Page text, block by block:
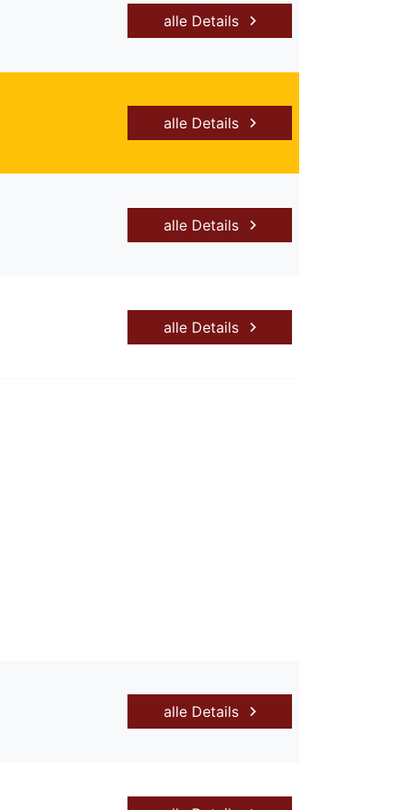
alle Details
alle Details
alle Details
alle Details
alle Details